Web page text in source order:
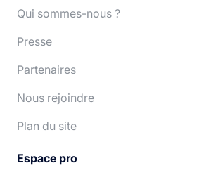
Qui sommes-nous ?
Presse
Partenaires
Nous rejoindre
Plan du site
Espace pro